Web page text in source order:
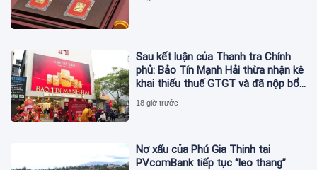
Sau kết luận của Thanh tra Chính
phủ: Bảo Tín Mạnh Hải thừa nhận kê
khai thiếu thuế GTGT và đã nộp bổ
sung
18 giờ trước
Nợ xấu của Phú Gia Thịnh tại
PVcomBank tiếp tục “leo thang”